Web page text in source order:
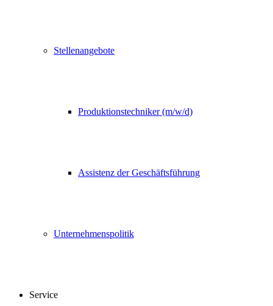
Stellenangebote
Produktionstechniker (m/w/d)
Assistenz der Geschäftsführung
Unternehmenspolitik
Service